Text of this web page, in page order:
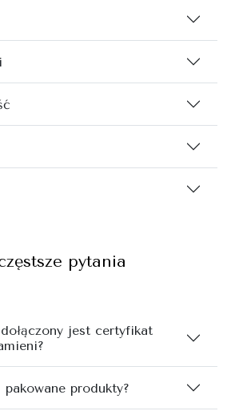
pytania
jest certyfikat
produkty?